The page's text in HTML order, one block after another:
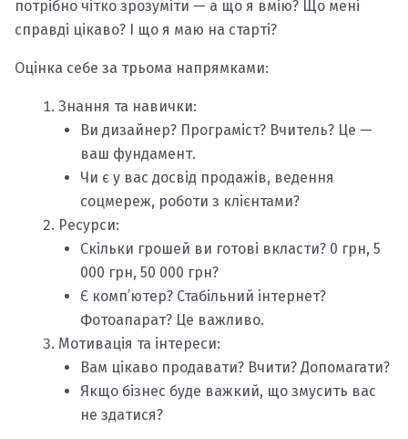
потрібно чітко зрозуміти — а що я вмію? Що мені
справді цікаво? І що я маю на старті?
Оцінка себе за трьома напрямками:
Знання та навички:
Ви дизайнер? Програміст? Вчитель? Це —
ваш фундамент.
Чи є у вас досвід продажів, ведення
соцмереж, роботи з клієнтами?
Ресурси:
Скільки грошей ви готові вкласти? 0 грн, 5
000 грн, 50 000 грн?
Є комп’ютер? Стабільний інтернет?
Фотоапарат? Це важливо.
Мотивація та інтереси:
Вам цікаво продавати? Вчити? Допомагати?
Якщо бізнес буде важкий, що змусить вас
не здатися?